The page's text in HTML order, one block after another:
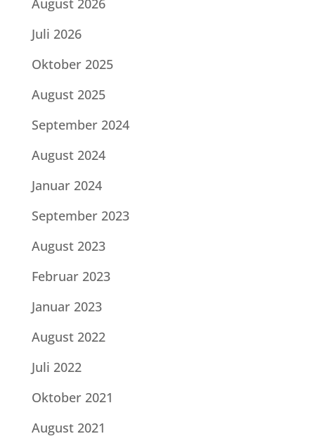
August 2026
Juli 2026
Oktober 2025
August 2025
September 2024
August 2024
Januar 2024
September 2023
August 2023
Februar 2023
Januar 2023
August 2022
Juli 2022
Oktober 2021
August 2021